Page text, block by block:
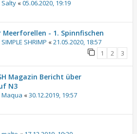
Salty «05.06.2020, 19:19
Meerforellen - 1. Spinnfischen
SIMPLE SHRIMP «21.05.2020, 18:57
1 2 3
Magazin Bericht über
N3
Maqua «30.12.2019, 19:57